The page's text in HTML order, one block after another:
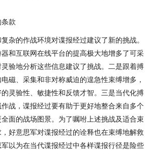
条款
杂的作战环境对谍报经过建议了新的挑战。
和互联网在线平台的提高极大地增多了可采
验地分析这些信息建议了挑战。二是跟着搏
磁、采集和非对称威迫的遑急性束缚增多，
灵验性、敏捷性和反馈才智。三是当代化搏
战，谍报经过要有助于更好地整合来自多个
面的战场图景。为了嘱咐上述挑战及适合束
好意思军对谍报经过的诠释也在束缚地解救
以为在当代谍报经过中各样谍报行径是险些